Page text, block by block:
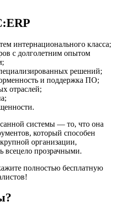
интернационального класса;
с долголетним опытом
решений;
и поддержка ПО;
отраслей;
системы — то, что она
который способен
организации,
всецело прозрачными.
полностью бесплатную